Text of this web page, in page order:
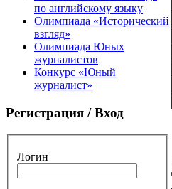
по английскому языку
Олимпиада «Исторический
взгляд»
Олимпиада Юных
журналистов
Конкурс «Юный
журналист»
Регистрация / Вход
Логин